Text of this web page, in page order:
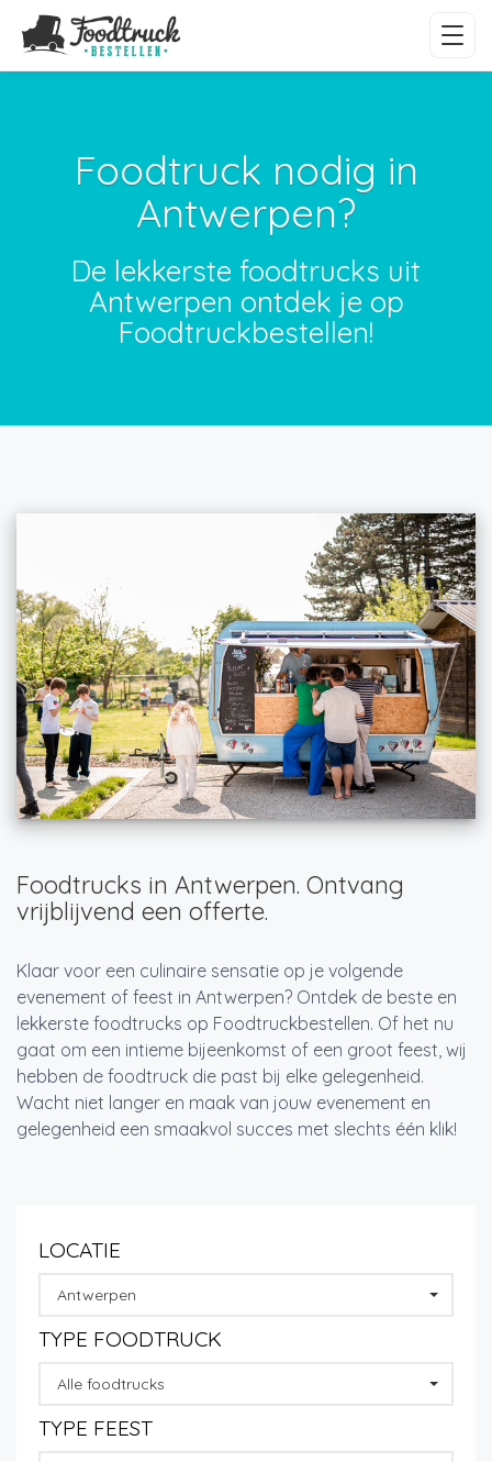
Foodtruck nodig in
Antwerpen?
De lekkerste foodtrucks uit
Antwerpen ontdek je op
Foodtruckbestellen!
Foodtrucks in Antwerpen. Ontvang
vrijblijvend een offerte.
Klaar voor een culinaire sensatie op je volgende
evenement of feest in Antwerpen? Ontdek de beste en
lekkerste foodtrucks op Foodtruckbestellen. Of het nu
gaat om een intieme bijeenkomst of een groot feest, wij
hebben de foodtruck die past bij elke gelegenheid.
Wacht niet langer en maak van jouw evenement en
gelegenheid een smaakvol succes met slechts één klik!
LOCATIE
Antwerpen
TYPE FOODTRUCK
Alle foodtrucks
TYPE FEEST